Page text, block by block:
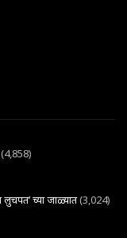
(4,858)
लुचपत’ च्या जाळ्यात(3,024)